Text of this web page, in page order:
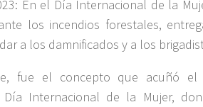
En el Día Internacional de la
los incendios forestales,
a los damnificados y a los
fue el concepto que acuñó el
Día Internacional de la Mujer,